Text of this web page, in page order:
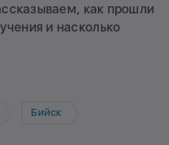
как прошли
и насколько
Бийск